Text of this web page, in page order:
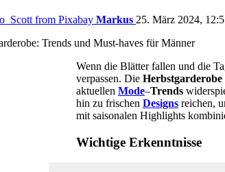
Markus 25. März 2024,
Wenn die Blätter fallen und die
verpassen. Die Herbstgarderobe
aktuellen Mode–Trends
hin zu frischen Designs reichen,
mit saisonalen Highlights
Wichtige Erkenntnisse